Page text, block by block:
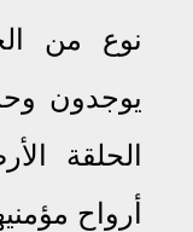
نوع من
يوجدون
الحلقة
أرواح